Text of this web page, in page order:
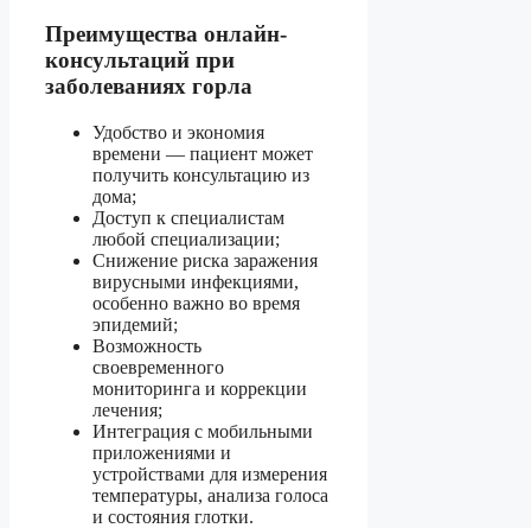
Преимущества онлайн-
консультаций при
заболеваниях горла
Удобство и экономия
времени — пациент может
получить консультацию из
дома;
Доступ к специалистам
любой специализации;
Снижение риска заражения
вирусными инфекциями,
особенно важно во время
эпидемий;
Возможность
своевременного
мониторинга и коррекции
лечения;
Интеграция с мобильными
приложениями и
устройствами для измерения
температуры, анализа голоса
и состояния глотки.